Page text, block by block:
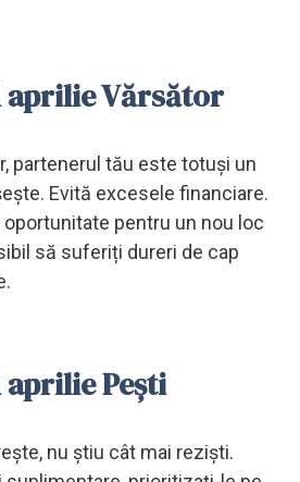
aprilie Vărsător
partenerul tău este totuși un
Evită excesele financiare.
oportunitate pentru un nou loc
să suferiți dureri de cap
aprilie Pești
nu știu cât mai reziști.